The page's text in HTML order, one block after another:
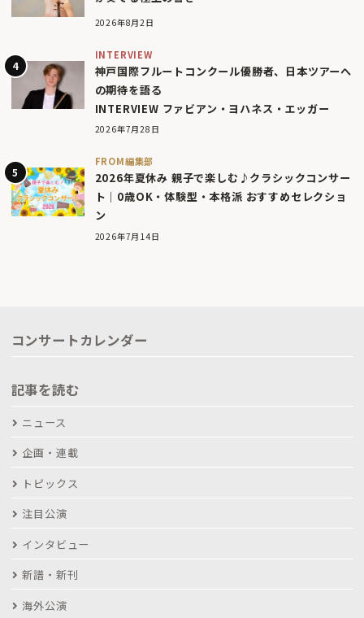
2026年8月2日
INTERVIEW
神戸国際フルートコンクール優勝者、日本ツアーへ
の期待を語る
INTERVIEW ファビアン・ヨハネス・エッガー
2026年7月28日
FROM編集部
2026年夏休み 親子で楽しむ♪クラシックコンサー
ト｜0歳OK・体験型・本格派 おすすめセレクショ
ン
2026年7月14日
コンサートカレンダー
記事を読む
ニュース
企画・連載
トピックス
注目公演
インタビュー
新譜・新刊
海外公演